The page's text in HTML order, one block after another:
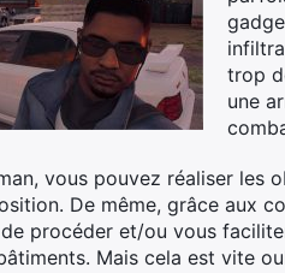
trop
une
vous pouvez réaliser les
De même, grâce aux
procéder et/ou vous
Mais cela est vite